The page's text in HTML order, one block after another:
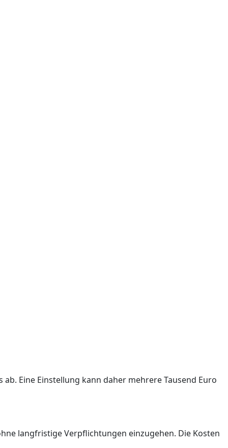
Eine Einstellung kann daher mehrere Tausend Euro
langfristige Verpflichtungen einzugehen. Die Kosten